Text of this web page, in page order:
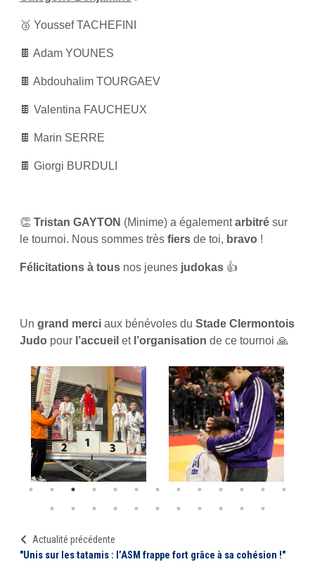
🥉 Youssef TACHEFINI
🍫 Adam YOUNES
🍫 Abdouhalim TOURGAEV
🍫 Valentina FAUCHEUX
🍫 Marin SERRE
🍫 Giorgi BURDULI
👏 Tristan GAYTON (Minime) a égalementarbitré sur
le tournoi. Nous sommes très fiers de toi, bravo !
Félicitations à tous nos jeunes judokas 👍
Un grand merci aux bénévoles du Stade Clermontois
Judo pour l’accueil et l’organisation de ce tournoi 🙏
Actualité précédente
"Unis sur les tatamis : l’ASM frappe fort grâce à sa cohésion !"